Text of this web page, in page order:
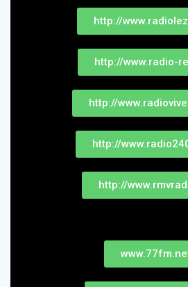
http://
http://www.radio-
http://
http://
http://